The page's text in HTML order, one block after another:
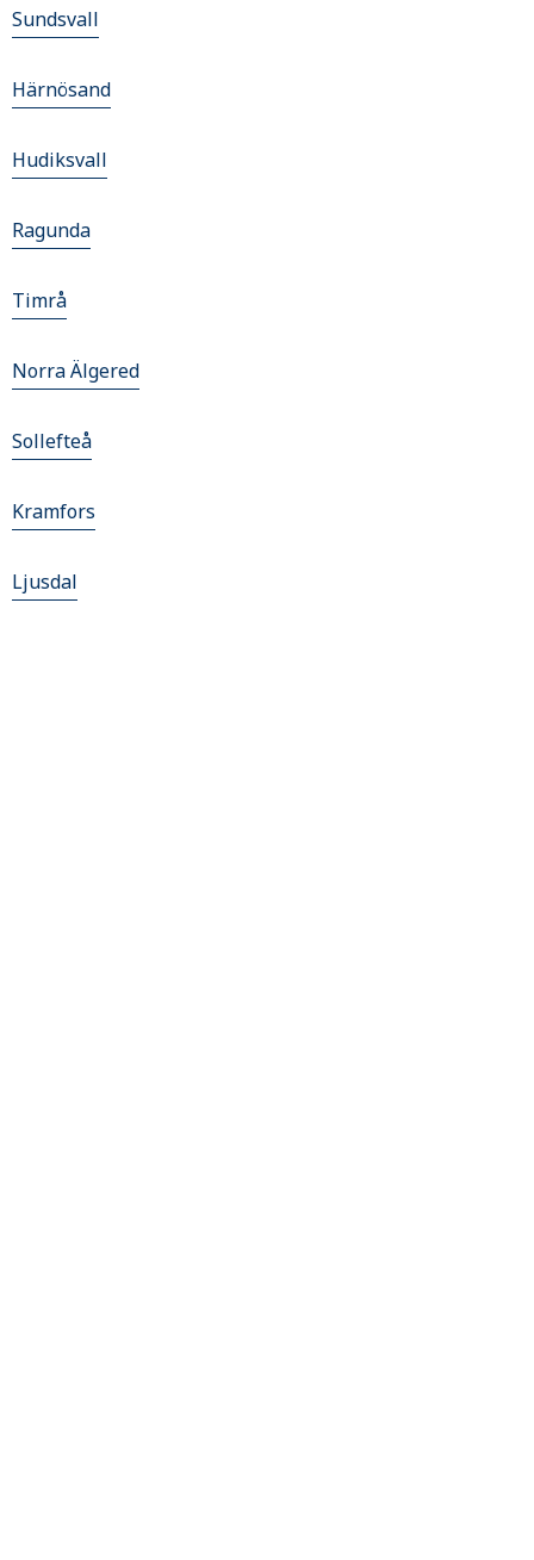
Sundsvall
Härnösand
Hudiksvall
Ragunda
Timrå
Norra Älgered
Sollefteå
Kramfors
Ljusdal